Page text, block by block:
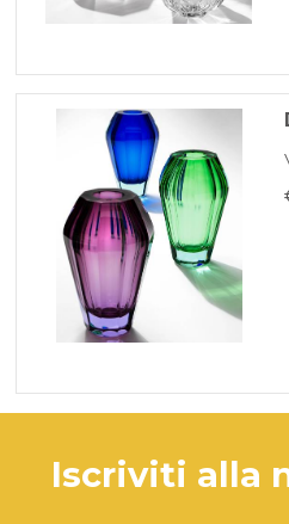
iscriviti alla